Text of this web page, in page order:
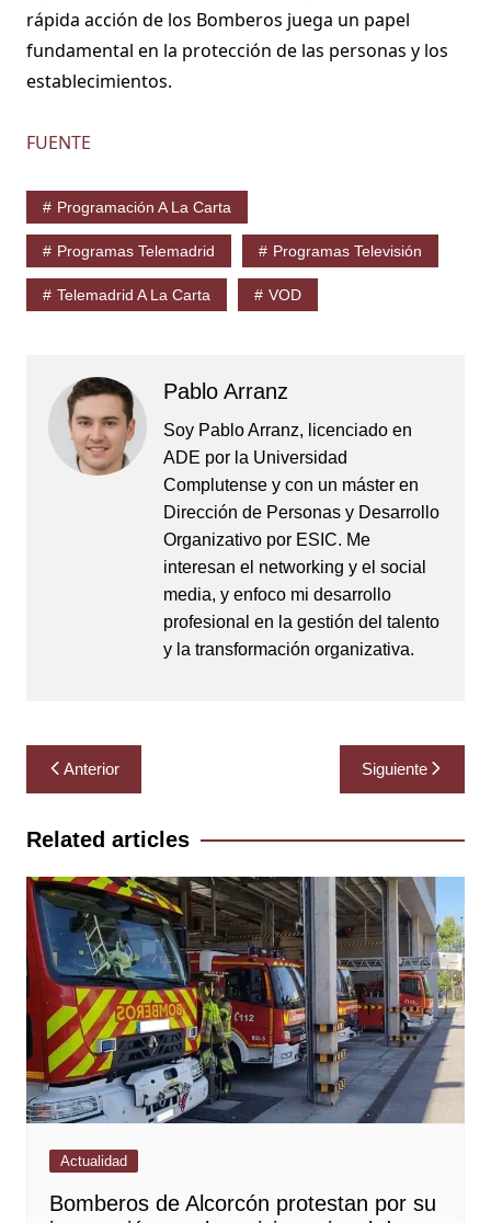
rápida acción de los Bomberos juega un papel
fundamental en la protección de las personas y los
establecimientos.
FUENTE
Programación A La Carta
Programas Telemadrid Programas Televisión
Telemadrid A La Carta VOD
Pablo Arranz
Soy Pablo Arranz, licenciado en
ADE por la Universidad
Complutense y con un máster en
Dirección de Personas y Desarrollo
Organizativo por ESIC. Me
interesan el networking y el social
media, y enfoco mi desarrollo
profesional en la gestión del talento
y la transformación organizativa.
Navegación
de
entradas
Anterior Siguiente
Related articles
Actualidad
Bomberos de Alcorcón protestan por su